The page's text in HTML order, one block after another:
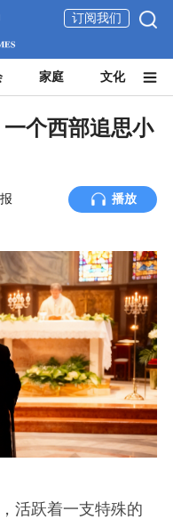
订阅我们
家庭 文化
个西部追思小
播放
活跃着一支特殊的